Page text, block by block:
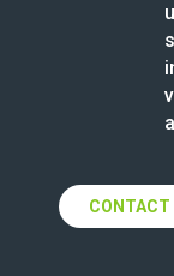
CONTACT